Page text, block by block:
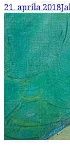
21. apríla 2018